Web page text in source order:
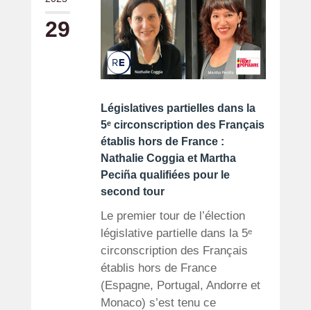
29
Législatives partielles dans la
5ᵉ circonscription des Français
établis hors de France :
Nathalie Coggia et Martha
Peciña qualifiées pour le
second tour
Le premier tour de l’élection
législative partielle dans la 5ᵉ
circonscription des Français
établis hors de France
(Espagne, Portugal, Andorre et
Monaco) s’est tenu ce